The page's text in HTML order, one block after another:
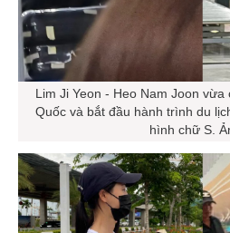
Lim Ji Yeon - Heo Nam Joon
Quốc và bắt đầu hành trình du
hình chữ S.